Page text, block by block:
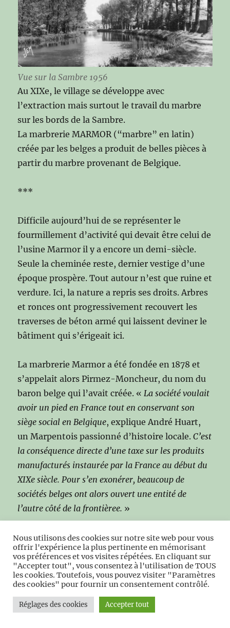
Vue sur la Sambre 1956
Au XIXe, le village se développe avec
l’extraction mais surtout le travail du marbre
sur les bords de la Sambre.
La marbrerie MARMOR (“marbre” en latin)
créée par les belges a produit de belles pièces à
partir du marbre provenant de Belgique.
***
Difficile aujourd’hui de se représenter le
fourmillement d’activité qui devait être celui de
l’usine Marmor il y a encore un demi-siècle.
Seule la cheminée reste, dernier vestige d’une
époque prospère. Tout autour n’est que ruine et
verdure. Ici, la nature a repris ses droits. Arbres
et ronces ont progressivement recouvert les
traverses de béton armé qui laissent deviner le
bâtiment qui s’érigeait ici.
La marbrerie Marmor a été fondée en 1878 et
s’appelait alors Pirmez-Moncheur, du nom du
baron belge qui l’avait créée. « La société voulait
avoir un pied en France tout en conservant son
siège social en Belgique, explique André Huart,
un Marpentois passionné d’histoire locale.C’est
la conséquence directe d’une taxe sur les produits
manufacturés instaurée par la France au début du
XIXe siècle. Pour s’en exonérer, beaucoup de
sociétés belges ont alors ouvert une entité de
l’autre côté de la frontièree. »
L’usine était spécialisée dans le marbre
travaillé. «On y faisait surtout des cheminées,
quelques horloges, ou encore de l’équipement de
salle de bains. C’est d’ailleurs d’ici que sont sortis
les lavabos en onyx du paquebotLe Normandie. »
Elle connaît un développement important, et
Nous utilisons des cookies sur notre site web pour vous
offrir l'expérience la plus pertinente en mémorisant
vos préférences et vos visites répétées. En cliquant sur
"Accepter tout", vous consentez à l'utilisation de TOUS
les cookies. Toutefois, vous pouvez visiter "Paramètres
des cookies" pour fournir un consentement contrôlé.
Réglages des cookies Accepter tout